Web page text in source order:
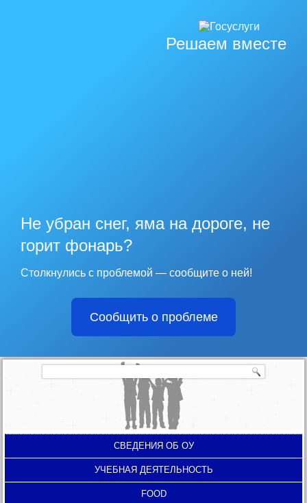
Решаем вместе
Не убран снег, яма на дороге, не
горит фонарь?
Столкнулись с проблемой — сообщите о ней!
Сообщить о проблеме
СВЕДЕНИЯ ОБ ОУ
УЧЕБНАЯ ДЕЯТЕЛЬНОСТЬ
FOOD